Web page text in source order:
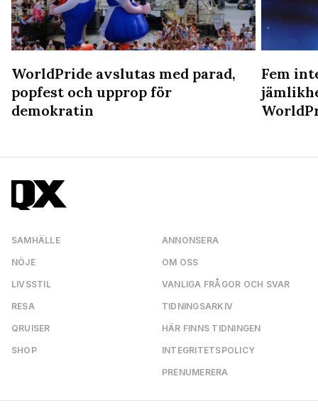
WorldPride avslutas med parad,
popfest och upprop för
demokratin
Fem
SAMHÄLLE
NÖJE
LIVSSTIL
RESA
QRUISER
SHOP
ANNONSERA
OM OSS
VANLIGA FRÅGOR OCH SVAR
TIDNINGSARKIV
HÄR FINNS TIDNINGEN
INTEGRITETSPOLICY
PRENUMERERA